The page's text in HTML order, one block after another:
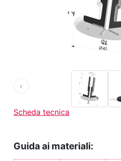
‹
Scheda tecnica
Guida ai materiali: